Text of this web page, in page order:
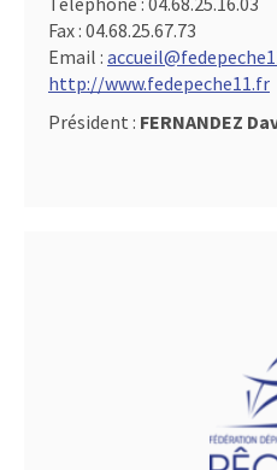
Fax : 04.68.25.67.73
Email :
http://www.fedepeche11.fr
Président : FERNANDEZ